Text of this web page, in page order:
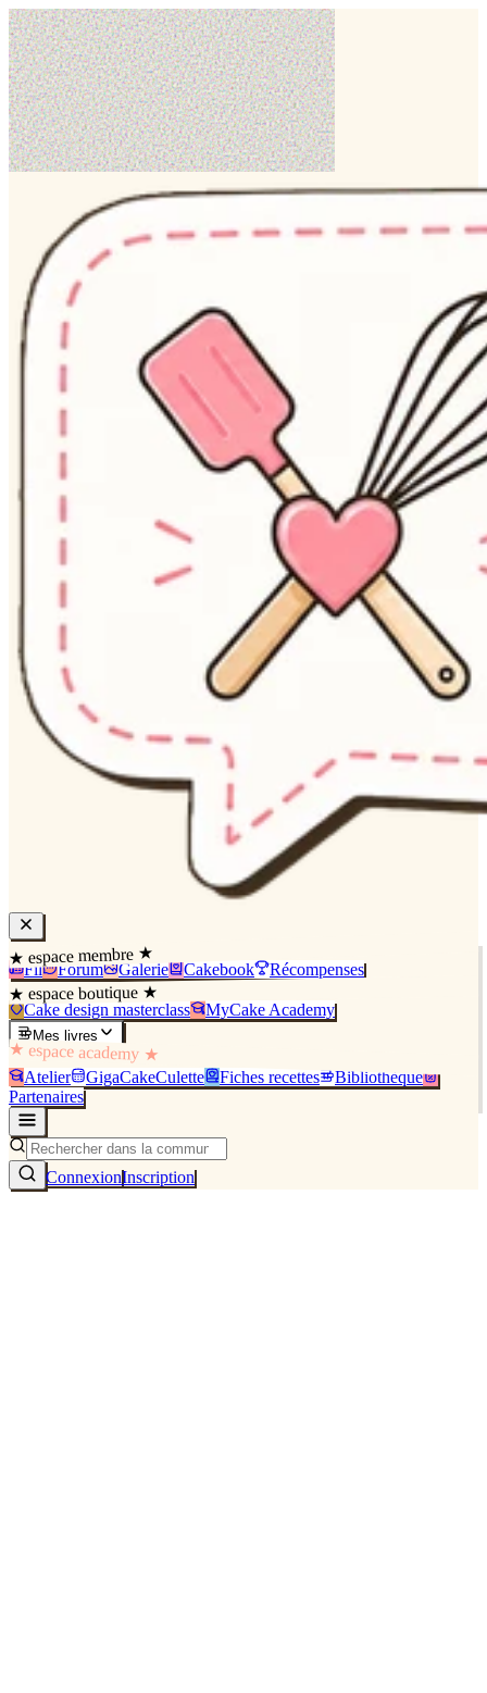
★ espace membre ★
Fil Forum Galerie Cakebook Récompenses
★ espace boutique ★
Cake design masterclass MyCake Academy
Mes livres
★ espace academy ★
Atelier GigaCakeCulette Fiches recettes
Bibliothèque
Partenaires
ConnexionInscription